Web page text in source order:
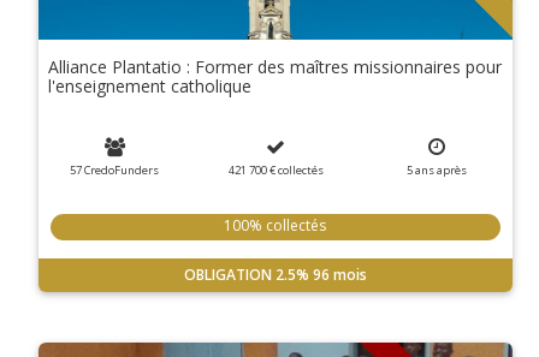
Alliance Plantatio : Former des maîtres missionnaires pour
l'enseignement catholique
57 CredoFunders 421 700 €collectés 5ansaprès
100% collectés
OBLIGATION 2.5% 96 mois